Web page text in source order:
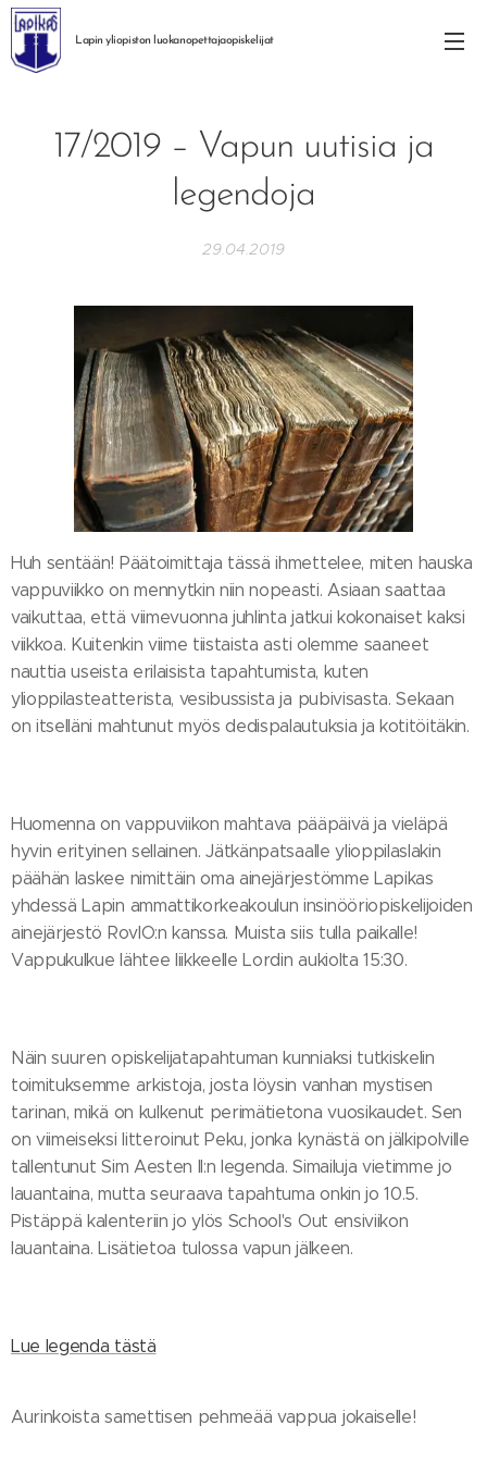
Lapin yliopiston luokanopettajaopiskelijat
17/2019 – Vapun uutisia ja
legendoja
29.04.2019
Huh sentään! Päätoimittaja tässä ihmettelee, miten hauska
vappuviikko on mennytkin niin nopeasti. Asiaan saattaa
vaikuttaa, että viimevuonna juhlinta jatkui kokonaiset kaksi
viikkoa. Kuitenkin viime tiistaista asti olemme saaneet
nauttia useista erilaisista tapahtumista, kuten
ylioppilasteatterista, vesibussista ja pubivisasta. Sekaan
on itselläni mahtunut myös dedispalautuksia ja kotitöitäkin.
Huomenna on vappuviikon mahtava pääpäivä ja vieläpä
hyvin erityinen sellainen. Jätkänpatsaalle ylioppilaslakin
päähän laskee nimittäin oma ainejärjestömme Lapikas
yhdessä Lapin ammattikorkeakoulun insinööriopiskelijoiden
ainejärjestö RovIO:n kanssa. Muista siis tulla paikalle!
Vappukulkue lähtee liikkeelle Lordin aukiolta 15:30.
Näin suuren opiskelijatapahtuman kunniaksi tutkiskelin
toimituksemme arkistoja, josta löysin vanhan mystisen
tarinan, mikä on kulkenut perimätietona vuosikaudet. Sen
on viimeiseksi litteroinut Peku, jonka kynästä on jälkipolville
tallentunut Sim Aesten II:n legenda. Simailuja vietimme jo
lauantaina, mutta seuraava tapahtuma onkin jo 10.5.
Pistäppä kalenteriin jo ylös School's Out ensiviikon
lauantaina. Lisätietoa tulossa vapun jälkeen.
Lue legenda tästä
Aurinkoista samettisen pehmeää vappua jokaiselle!